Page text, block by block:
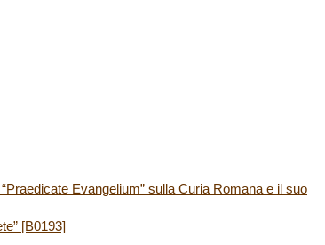
Evangelium” sulla Curia Romana e il suo
[B0193]